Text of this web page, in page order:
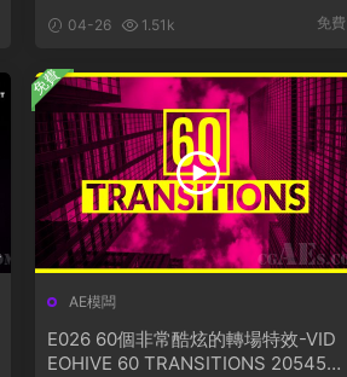
04-26 1.51k 免費
AE模闆
E026 60個非常酷炫的轉場特效-VID
EOHIVE 60 TRANSITIONS 205452
免費